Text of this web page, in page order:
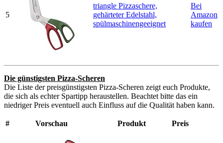
5
triangle Pizzaschere,
gehärteter Edelstahl,
spülmaschinengeeignet
Bei
Amazon
kaufen
Die günstigsten Pizza-Scheren
Die Liste der preisgünstigsten Pizza-Scheren zeigt euch Produkte,
die sich als echter Spartipp heraustellen. Beachtet bitte das ein
niedriger Preis eventuell auch Einfluss auf die Qualität haben kann.
# Vorschau Produkt Preis